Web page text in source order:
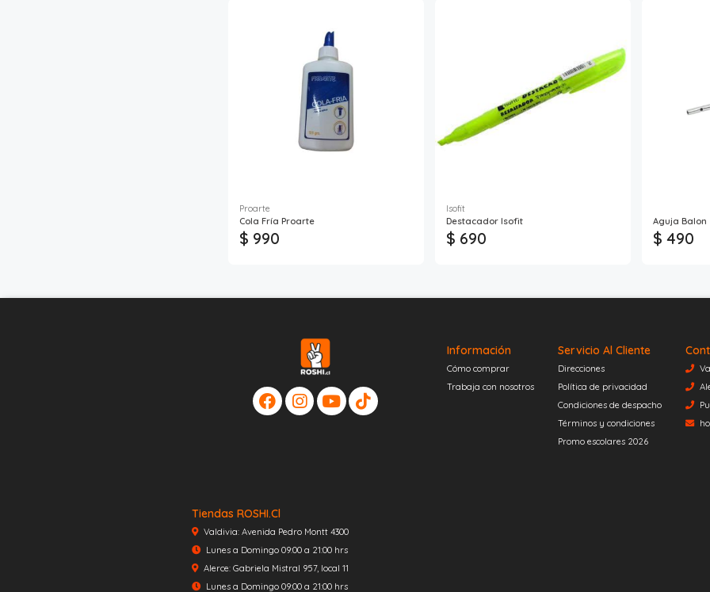
Proarte
Cola Fría Proarte
$ 990
Isofit
Destacador Isofit
$ 690
Aguja Balon
$ 490
Información
Cómo comprar
Trabaja con nosotros
Servicio Al Cliente
Direcciones
Política de privacidad
Condiciones de despacho
Términos y condiciones
Promo escolares 2026
Tiendas ROSHI.cl
Valdivia: Avenida Pedro Montt 4300
Lunes a Domingo 09:00 a 21:00 hrs
Alerce: Gabriela Mistral 957, local 11
Lunes a Domingo 09:00 a 21:00 hrs